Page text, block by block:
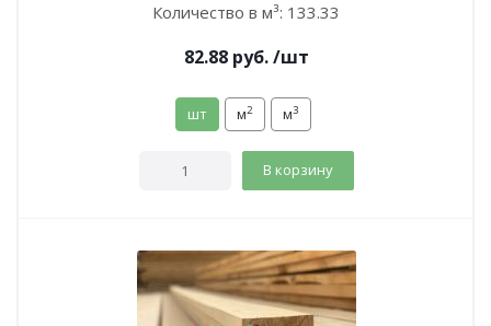
Количество в м³: 133.33
82.88руб. /шт
шт м2 м3
В корзину